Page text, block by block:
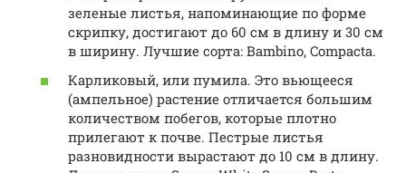
зеленые листья, напоминающие по форме
скрипку, достигают до 60 см в длину и 30 см
в ширину. Лучшие сорта: Bambino, Compacta.
Карликовый, или пумила. Это вьющееся
(ампельное) растение отличается большим
количеством побегов, которые плотно
прилегают к почве. Пестрые листья
разновидности вырастают до 10 см в длину.